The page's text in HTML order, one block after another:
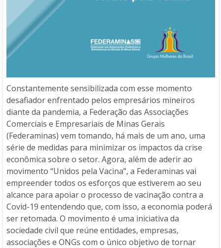
Constantemente sensibilizada com esse momento
desafiador enfrentado pelos empresários mineiros
diante da pandemia, a Federação das Associações
Comerciais e Empresariais de Minas Gerais
(Federaminas) vem tomando, há mais de um ano, uma
série de medidas para minimizar os impactos da crise
econômica sobre o setor. Agora, além de aderir ao
movimento “Unidos pela Vacina”, a Federaminas vai
empreender todos os esforços que estiverem ao seu
alcance para apoiar o processo de vacinação contra a
Covid-19 entendendo que, com isso, a economia poderá
ser retomada. O movimento é uma iniciativa da
sociedade civil que reúne entidades, empresas,
associações e ONGs com o único objetivo de tornar